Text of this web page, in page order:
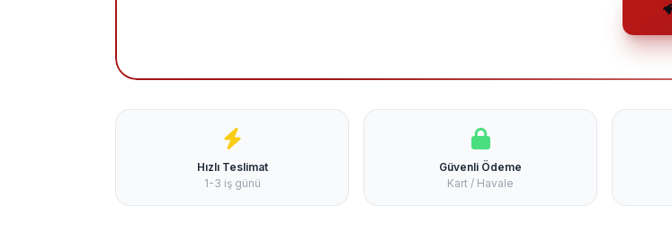
Hızlı Teslimat
1-3 iş günü
Güvenli Ödeme
Kart / Havale